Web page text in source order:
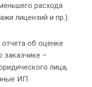
расхода
лицензий и пр.).
об оценке
заказчике –
лица,
ИП.